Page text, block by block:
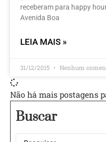
receberam para happy
Avenida Boa
LEIA MAIS »
31/12/2015 Nenhum
Não há mais postagens
Buscar